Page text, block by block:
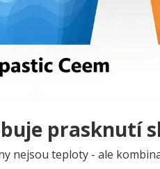
prasknutí
nejsou teploty - ale